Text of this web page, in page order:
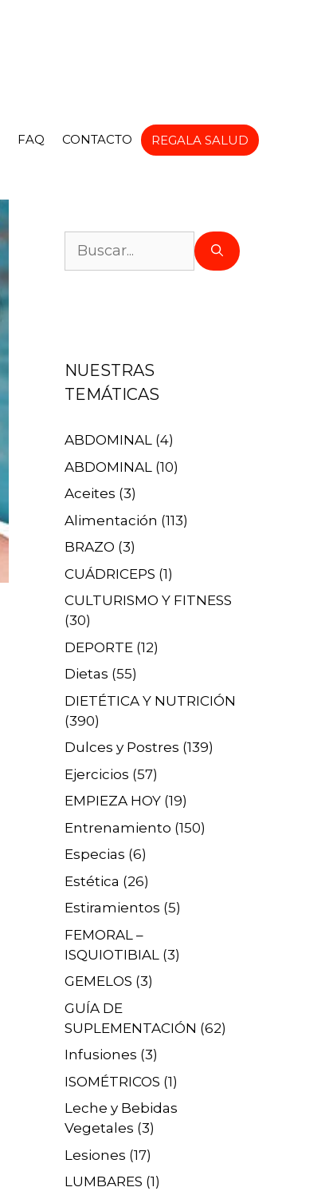
FAQ CONTACTO REGALA SALUD
NUESTRAS
TEMÁTICAS
ABDOMINAL (4)
ABDOMINAL (10)
Aceites (3)
Alimentación (113)
BRAZO (3)
CUÁDRICEPS (1)
CULTURISMO Y FITNESS
(30)
DEPORTE (12)
Dietas (55)
DIETÉTICA Y NUTRICIÓN
(390)
Dulces y Postres (139)
Ejercicios (57)
EMPIEZA HOY (19)
Entrenamiento (150)
Especias (6)
Estética (26)
Estiramientos (5)
FEMORAL –
ISQUIOTIBIAL (3)
GEMELOS (3)
GUÍA DE
SUPLEMENTACIÓN (62)
Infusiones (3)
ISOMÉTRICOS (1)
Leche y Bebidas
Vegetales (3)
Lesiones (17)
LUMBARES (1)